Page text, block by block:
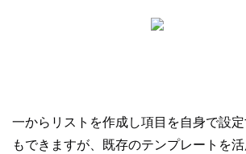
一からリストを作成し項目を自身で設定
もできますが、既存のテンプレートを